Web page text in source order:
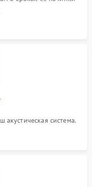
система.